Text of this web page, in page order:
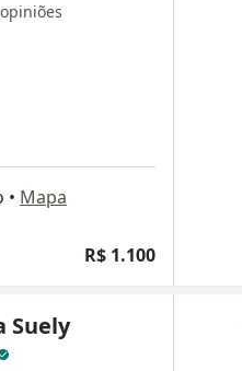
• Mapa
R$ 1.100
Suely